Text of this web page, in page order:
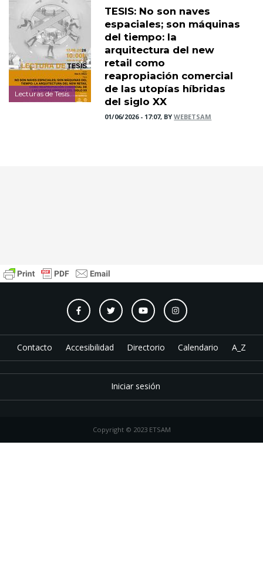
Lecturas de Tesis
TESIS: No son naves
espaciales; son máquinas
del tiempo: la
arquitectura del new
retail como
reapropiación comercial
de las utopías híbridas
del siglo XX
01/06/2026 - 17:07, BYWEBETSAM
Contacto Accesibilidad Directorio Calendario A_Z
Iniciar sesión
Copyright © 2023 ETSAM